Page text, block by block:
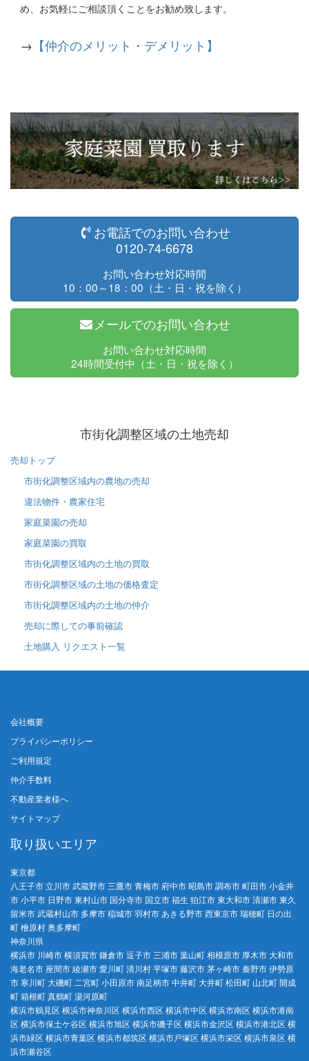
め、お気軽にご相談頂くことをお勧め致します。
→ 【仲介のメリット・デメリット】
お電話でのお問い合わせ
0120-74-6678
お問い合わせ対応時間
10：00～18：00（土・日・祝を除く）
メールでのお問い合わせ
お問い合わせ対応時間
24時間受付中（土・日・祝を除く）
市街化調整区域の土地売却
売却トップ
市街化調整区域内の農地の売却
違法物件・農家住宅
家庭菜園の売却
家庭菜園の買取
市街化調整区域内の土地の買取
市街化調整区域の土地の価格査定
市街化調整区域内の土地の仲介
売却に際しての事前確認
土地購入 リクエスト一覧
会社概要
プライバシーポリシー
ご利用規定
仲介手数料
不動産業者様へ
サイトマップ
取り扱いエリア
東京都
八王子市 立川市 武蔵野市 三鷹市 青梅市 府中市 昭島市 調布市 町田市 小金井
市 小平市 日野市 東村山市 国分寺市 国立市 福生 狛江市 東大和市 清瀬市 東久
留米市 武蔵村山市 多摩市 稲城市 羽村市 あきる野市 西東京市 瑞穂町 日の出
町 檜原村 奥多摩町
神奈川県
横浜市 川崎市 横須賀市 鎌倉市 逗子市 三浦市 葉山町 相模原市 厚木市 大和市
海老名市 座間市 綾瀬市 愛川町 清川村 平塚市 藤沢市 茅ヶ崎市 秦野市 伊勢原
市 寒川町 大磯町 二宮町 小田原市 南足柄市 中井町 大井町 松田町 山北町 開成
町 箱根町 真鶴町 湯河原町
横浜市鶴見区 横浜市神奈川区 横浜市西区 横浜市中区 横浜市南区 横浜市港南
区 横浜市保土ケ谷区 横浜市旭区 横浜市磯子区 横浜市金沢区 横浜市港北区 横
浜市緑区 横浜市青葉区 横浜市都筑区 横浜市戸塚区 横浜市栄区 横浜市泉区 横
浜市瀬谷区